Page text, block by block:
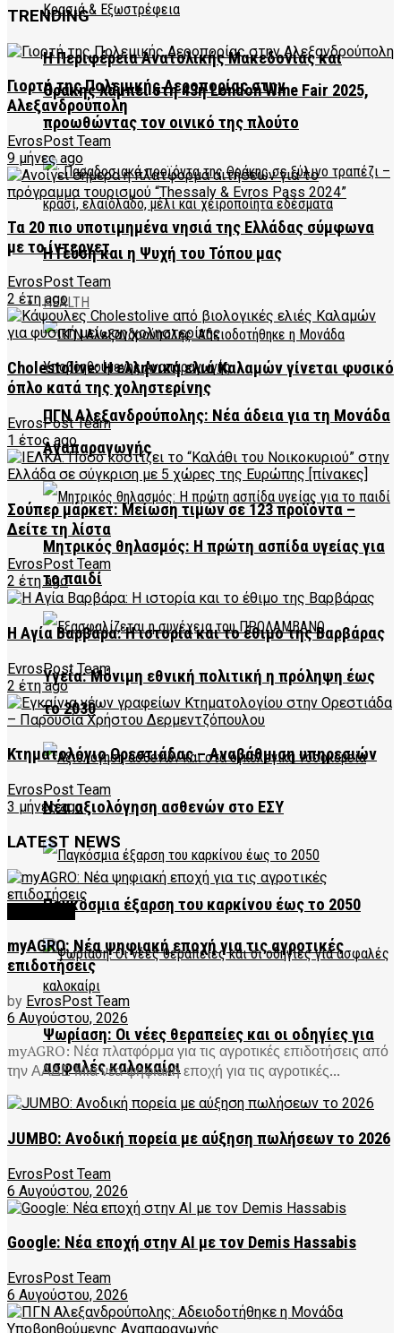
Η Περιφέρεια Ανατολικής Μακεδονίας και
Θράκης λάμπει στη 43η London Wine Fair 2025,
προωθώντας τον οινικό της πλούτο
Η Γεύση και η Ψυχή του Τόπου μας
HEALTH
ΠΓΝ Αλεξανδρούπολης: Νέα άδεια για τη Μονάδα
Αναπαραγωγής
Μητρικός θηλασμός: Η πρώτη ασπίδα υγείας για
το παιδί
Υγεία: Μόνιμη εθνική πολιτική η πρόληψη έως
το 2030
Νέα αξιολόγηση ασθενών στο ΕΣΥ
Παγκόσμια έξαρση του καρκίνου έως το 2050
Ψωρίαση: Οι νέες θεραπείες και οι οδηγίες για
ασφαλές καλοκαίρι
TRENDING
Γιορτή της Πολεμικής Αεροπορίας στην
Αλεξανδρούπολη
EvrosPost Team
9 μήνες ago
Τα 20 πιο υποτιμημένα νησιά της Ελλάδας σύμφωνα
με το ίντερνετ
EvrosPost Team
2 έτη ago
Cholestolive: Η ελληνική ελιά Καλαμών γίνεται φυσικό
όπλο κατά της χοληστερίνης
EvrosPost Team
1 έτος ago
Σούπερ μάρκετ: Μείωση τιμών σε 123 προϊόντα –
Δείτε τη λίστα
EvrosPost Team
2 έτη ago
Η Αγία Βαρβάρα: Η ιστορία και το έθιμο της Βαρβάρας
EvrosPost Team
2 έτη ago
Κτηματολόγιο Ορεστιάδας – Αναβάθμιση υπηρεσιών
EvrosPost Team
3 μήνες ago
LATEST NEWS
myAGRO: Νέα ψηφιακή εποχή για τις αγροτικές
επιδοτήσεις
by EvrosPost Team
6 Αυγούστου, 2026
myAGRO: Νέα πλατφόρμα για τις αγροτικές επιδοτήσεις από
την ΑΑΔΕ Μια νέα ψηφιακή εποχή για τις αγροτικές...
JUMBO: Ανοδική πορεία με αύξηση πωλήσεων το 2026
EvrosPost Team
6 Αυγούστου, 2026
Google: Νέα εποχή στην AI με τον Demis Hassabis
EvrosPost Team
6 Αυγούστου, 2026